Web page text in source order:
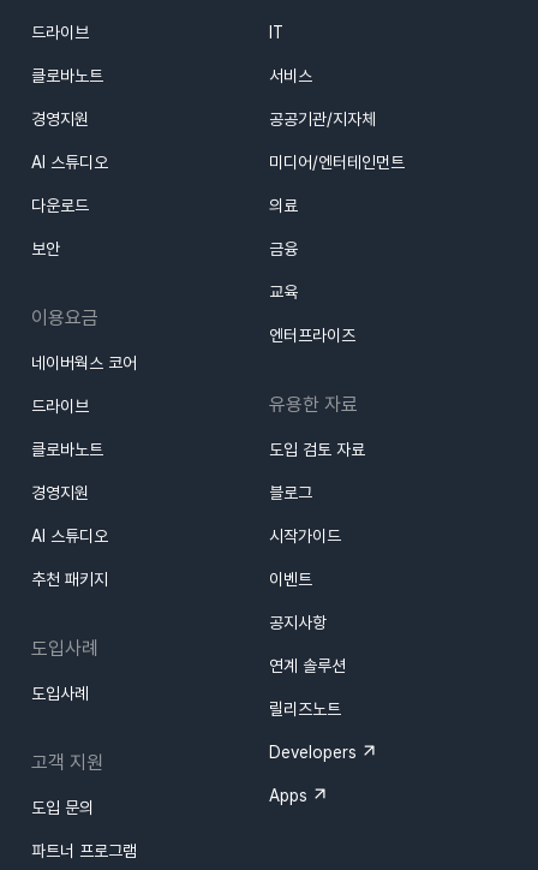
드라이브
클로바노트
경영지원
AI 스튜디오
다운로드
보안
이용요금
네이버웍스 코어
드라이브
클로바노트
경영지원
AI 스튜디오
추천 패키지
도입사례
도입사례
고객 지원
도입 문의
파트너 프로그램
IT
서비스
공공기관/지자체
미디어/엔터테인먼트
의료
금융
교육
엔터프라이즈
유용한 자료
도입 검토 자료
블로그
시작가이드
이벤트
공지사항
연계 솔루션
릴리즈노트
Developers
Apps